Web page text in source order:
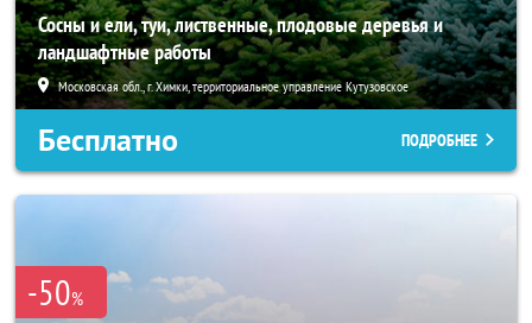
Сосны и ели, туи, лиственные, плодовые деревья и
ландшафтные работы
Московская обл., г. Химки, территориальное управление Кутузовское
Бесплатно ПОДРОБНЕЕ
-50%